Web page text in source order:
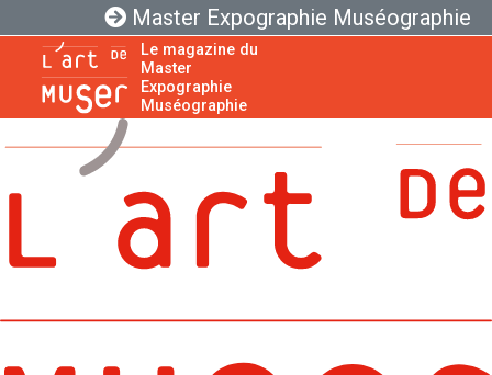
Master Expographie Muséographie
Le magazine du
Master
Expographie
Muséographie